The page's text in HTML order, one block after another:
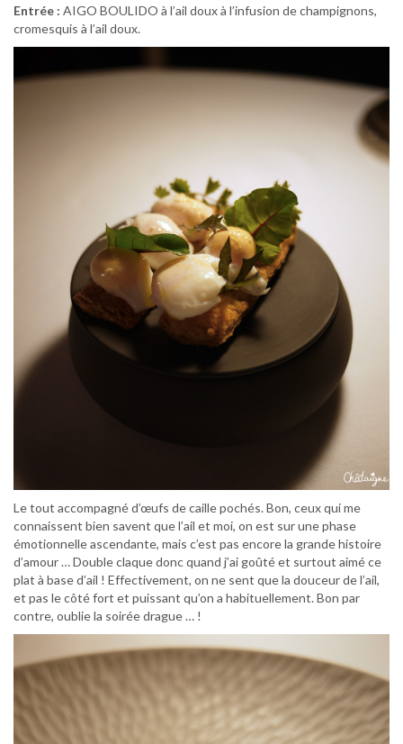
Entrée : AIGO BOULIDO à l’ail doux à l’infusion de champignons,
cromesquis à l’ail doux.
Le tout accompagné d’œufs de caille pochés. Bon, ceux qui me
connaissent bien savent que l’ail et moi, on est sur une phase
émotionnelle ascendante, mais c’est pas encore la grande histoire
d’amour … Double claque donc quand j’ai goûté et surtout aimé ce
plat à base d’ail ! Effectivement, on ne sent que la douceur de l’ail,
et pas le côté fort et puissant qu’on a habituellement. Bon par
contre, oublie la soirée drague … !